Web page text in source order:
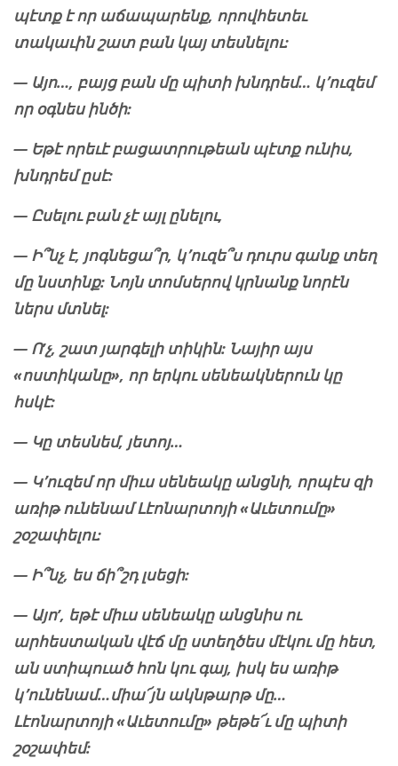
պէտք է որ աճապարենք, որովհետեւ
տակաւին շատ բան կայ տեսնելու:
— Այո…, բայց բան մը պիտի խնդրեմ… կ՚ուզեմ
որ օգնես ինծի:
— Եթէ որեւէ բացատրութեան պէտք ունիս,
խնդրեմ ըսէ:
— Ըսելու բան չէ այլ ընելու,
— Ի՞նչ է, յոգնեցա՞ր, կ՚ուզե՞ս դուրս գանք տեղ
մը նստինք: Նոյն տոմսերով կրնանք նորէն
ներս մտնել:
— Ո’չ, շատ յարգելի տիկին: Նայիր այս
«ոստիկանը», որ երկու սենեակներուն կը
հսկէ:
— Կը տեսնեմ, յետոյ…
— Կ՚ուզեմ որ միւս սենեակը անցնի, որպէս զի
առիթ ունենամ Լէոնարտոյի «Աւետումը»
շօշափելու:
— Ի՞նչ, ես ճի՞շդ լսեցի:
— Այո’, եթէ միւս սենեակը անցնիս ու
արհեստական վէճ մը ստեղծես մէկու մը հետ,
ան ստիպուած հոն կու գայ, իսկ ես առիթ
կ՚ունենամ…միա՜յն ակնթարթ մը…
Լէոնարտոյի «Աւետումը» թեթե՜ւ մը պիտի
շօշափեմ: